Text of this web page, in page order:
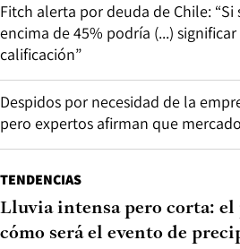
Fitch alerta por deuda de Chile:
encima de 45% podría (...)
calificación”
Despidos por necesidad de la
pero expertos afirman que
TENDENCIAS
Lluvia intensa pero corta: el
cómo será el evento de